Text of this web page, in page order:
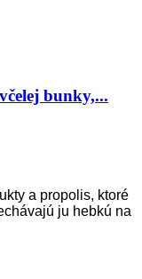
bunky,...
a propolis, ktoré
ju hebkú na